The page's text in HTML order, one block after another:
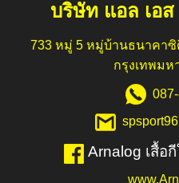
บริษัท แอล เอ
733 หมู่ 5 หมู่บ้านธนาคาซิ
กรุงเทพมห
Arnalog เสื้อ